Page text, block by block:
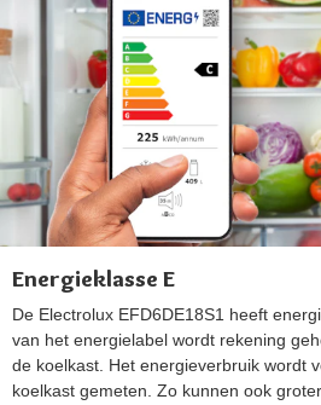
Energieklasse E
De Electrolux EFD6DE18S1 heeft
van het energielabel wordt rekening
de koelkast. Het energieverbruik wordt
koelkast gemeten. Zo kunnen ook